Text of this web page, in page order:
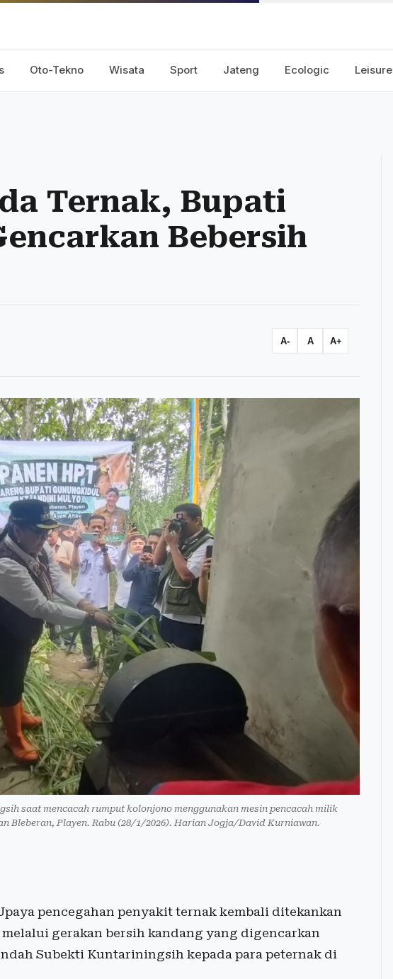
Oto-Tekno Wisata Sport Jateng Ecologic Leisure
Ternak, Bupati
Bebersih
A- A A+
saat mencacah rumput kolonjono menggunakan mesin pencacah milik
Bleberan, Playen. Rabu (28/1/2026). Harian Jogja/David Kurniawan.
pencegahan penyakit ternak kembali ditekankan
gerakan bersih kandang yang digencarkan
Subekti Kuntariningsih kepada para peternak di